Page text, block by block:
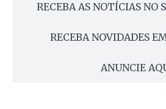
RECEBA AS NOTÍCIAS NO
RECEBA NOVIDADES
ANUNCIE